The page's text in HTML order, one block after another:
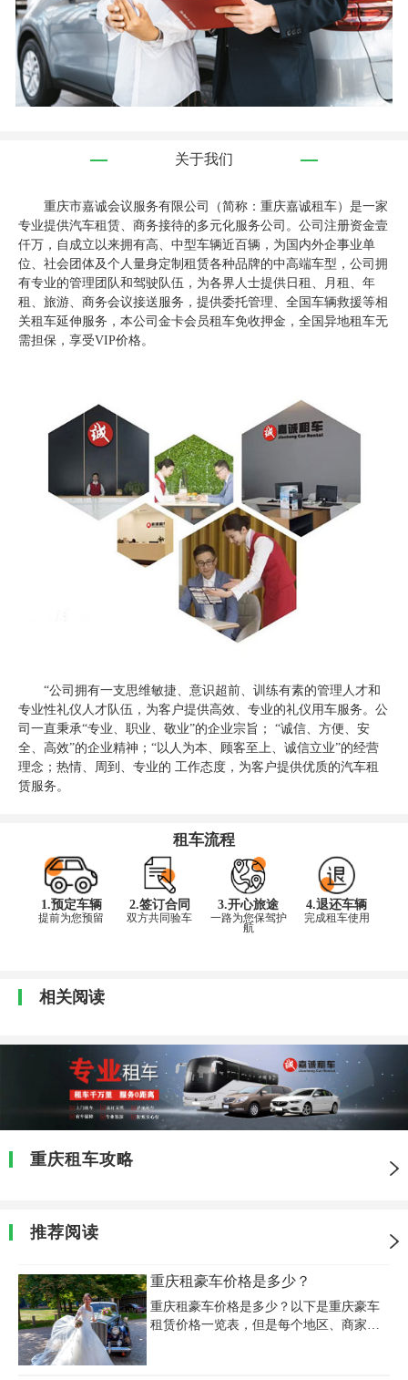
关于我们
重庆市嘉诚会议服务有限公司（简称：重庆嘉诚租车）是一家
专业提供汽车租赁、商务接待的多元化服务公司。公司注册资金壹
仟万，自成立以来拥有高、中型车辆近百辆，为国内外企事业单
位、社会团体及个人量身定制租赁各种品牌的中高端车型，公司拥
有专业的管理团队和驾驶队伍，为各界人士提供日租、月租、年
租、旅游、商务会议接送服务，提供委托管理、全国车辆救援等相
关租车延伸服务，本公司金卡会员租车免收押金，全国异地租车无
需担保，享受VIP价格。
“公司拥有一支思维敏捷、意识超前、训练有素的管理人才和
专业性礼仪人才队伍，为客户提供高效、专业的礼仪用车服务。公
司一直秉承“专业、职业、敬业”的企业宗旨； “诚信、方便、安
全、高效”的企业精神；“以人为本、顾客至上、诚信立业”的经营
理念；热情、周到、专业的 工作态度，为客户提供优质的汽车租
赁服务。
租车流程
1.预定车辆
提前为您预留
2.签订合同
双方共同验车
3.开心旅途
一路为您保驾护
航
4.退还车辆
完成租车使用
相关阅读
重庆租车攻略
推荐阅读
重庆租豪车价格是多少？
重庆租豪车价格是多少？以下是重庆豪车
租赁价格一览表，但是每个地区、商家所